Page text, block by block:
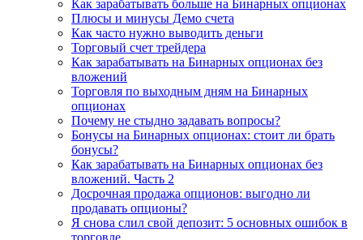
Как зарабатывать больше на Бинарных опционах
Плюсы и минусы Демо счета
Как часто нужно выводить деньги
Торговый счет трейдера
Как зарабатывать на Бинарных опционах без
вложений
Торговля по выходным дням на Бинарных
опционах
Почему не стыдно задавать вопросы?
Бонусы на Бинарных опционах: стоит ли брать
бонусы?
Как зарабатывать на Бинарных опционах без
вложений. Часть 2
Досрочная продажа опционов: выгодно ли
продавать опционы?
Я снова слил свой депозит: 5 основных ошибок в
торговле